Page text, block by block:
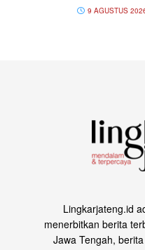
9 AGUSTUS
Lingkarjateng.id
menerbitkan berita
Jawa Tengah,